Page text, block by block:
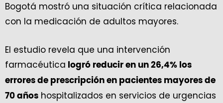
Bogotá mostró una situación crítica relacionada
con la medicación de adultos mayores.
El estudio revela que una intervención
farmacéutica logró reducir en un 26,4% los
errores de prescripción en pacientes mayores de
70 años hospitalizados en servicios de urgencias